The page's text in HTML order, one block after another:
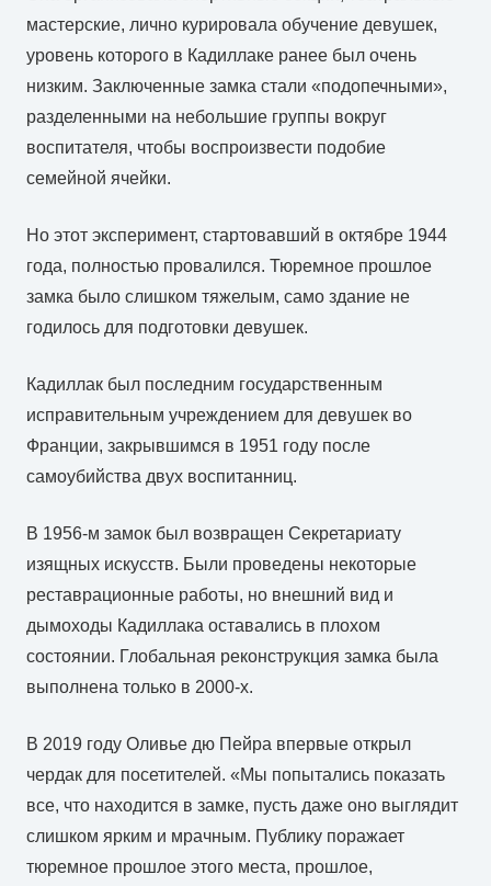
мастерские, лично курировала обучение девушек,
уровень которого в Кадиллаке ранее был очень
низким. Заключенные замка стали «подопечными»,
разделенными на небольшие группы вокруг
воспитателя, чтобы воспроизвести подобие
семейной ячейки.
Но этот эксперимент, стартовавший в октябре 1944
года, полностью провалился. Тюремное прошлое
замка было слишком тяжелым, само здание не
годилось для подготовки девушек.
Кадиллак был последним государственным
исправительным учреждением для девушек во
Франции, закрывшимся в 1951 году после
самоубийства двух воспитанниц.
В 1956-м замок был возвращен Секретариату
изящных искусств. Были проведены некоторые
реставрационные работы, но внешний вид и
дымоходы Кадиллака оставались в плохом
состоянии. Глобальная реконструкция замка была
выполнена только в 2000-х.
В 2019 году Оливье дю Пейра впервые открыл
чердак для посетителей. «Мы попытались показать
все, что находится в замке, пусть даже оно выглядит
слишком ярким и мрачным. Публику поражает
тюремное прошлое этого места, прошлое,